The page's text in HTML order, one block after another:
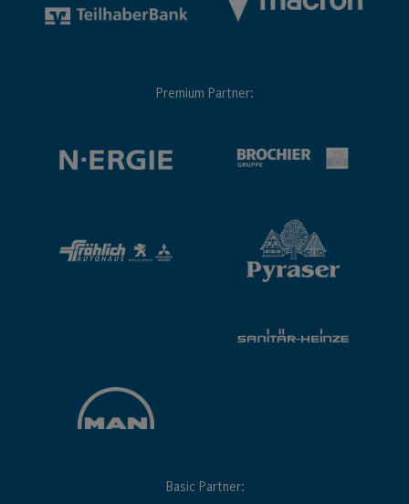
Premium Partner:
Basic Partner: